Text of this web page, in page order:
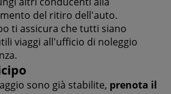
del ritiro dell'auto.
ti assicura che tutti siano
viaggi all'ufficio di noleggio
sono già stabilite, prenota il